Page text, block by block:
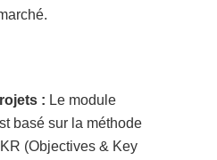
: Le module
basé sur la méthode
(Objectives & Key